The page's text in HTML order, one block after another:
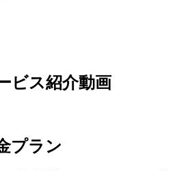
ビス紹介動画
プラン